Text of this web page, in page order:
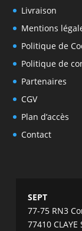
Livraison
Mentions
Politique de
Politique de
Partenaires
CGV
Plan d’accès
Contact
SEPT
77-75 RN3
77410 CLAYE